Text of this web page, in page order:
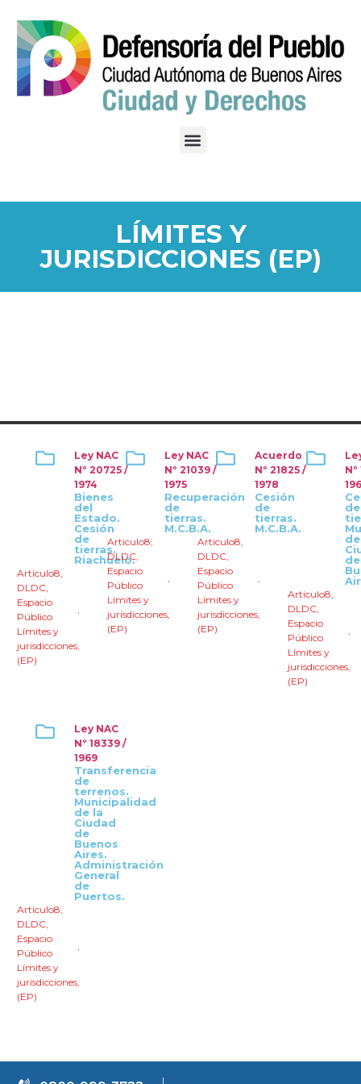
LÍMITES Y
JURISDICCIONES (EP)
Ley NAC
Nº 20725 /
1974
Bienes
del
Estado.
Cesión
de
tierras.
Riachuelo.
Articulo8,
DLDC,
Espacio
Público
,
Límites y
jurisdicciones
(EP)
,
Ley NAC
Nº 21039 /
1975
Recuperación
de
tierras.
M.C.B.A.
Articulo8,
DLDC,
Espacio
Público
,
Límites y
jurisdicciones
(EP)
,
Acuerdo
Nº 21825 /
1978
Cesión
de
tierras.
M.C.B.A.
Articulo8,
DLDC,
Espacio
Público
,
Límites y
jurisdicciones
(EP)
,
de
de
Articulo8,
DLDC,
Espacio
Público
,
Límites y
jurisdicciones
(EP)
,
Ley NAC
Nº 18339 /
1969
Transferencia
de
terrenos.
Municipalidad
de la
Ciudad
de
Buenos
Aires.
Administración
General
de
Puertos.
Articulo8,
DLDC,
Espacio
Público
,
Límites y
jurisdicciones
(EP)
,